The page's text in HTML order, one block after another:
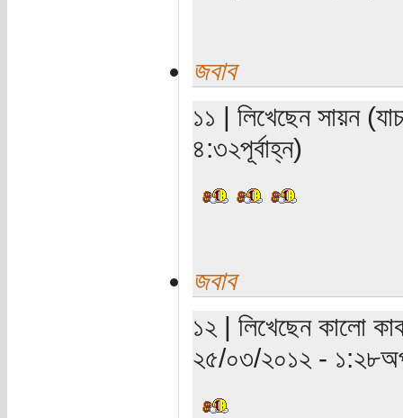
জবাব
১১ | লিখেছেন সায়ন
৪:৩২পূর্বাহ্ন)
জবাব
১২ | লিখেছেন কালো
২৫/০৩/২০১২ -